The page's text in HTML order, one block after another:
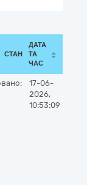
СТАН
ДАТА
ТА
ЧАС
17-06-
2026,
10:53:09